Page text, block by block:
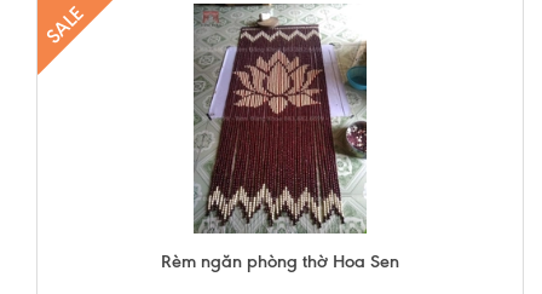
SALE
Rèm ngăn phòng thờ Hoa Sen